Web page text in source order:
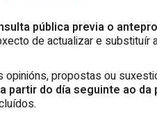
pública previa o
de actualizar e substituír
opinións, propostas ou
partir do día seguinte ao